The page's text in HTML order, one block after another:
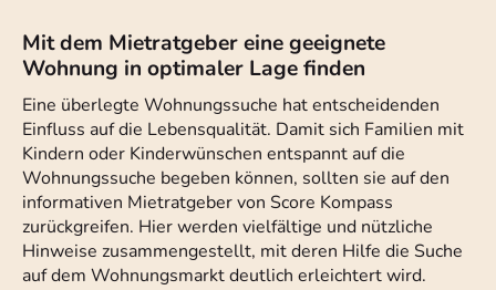
Mit dem Mietratgeber eine geeignete
Wohnung in optimaler Lage finden
Eine überlegte Wohnungssuche hat entscheidenden
Einfluss auf die Lebensqualität. Damit sich Familien mit
Kindern oder Kinderwünschen entspannt auf die
Wohnungssuche begeben können, sollten sie auf den
informativen Mietratgeber von Score Kompass
zurückgreifen. Hier werden vielfältige und nützliche
Hinweise zusammengestellt, mit deren Hilfe die Suche
auf dem Wohnungsmarkt deutlich erleichtert wird.